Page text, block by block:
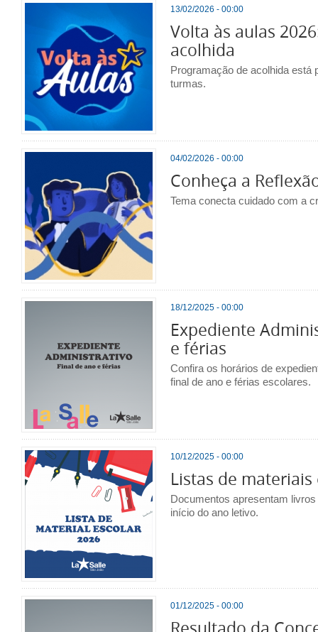
13/02/2026 - 00:00
Volta às aulas
acolhida
Programação de acolhida está
turmas.
04/02/2026 - 00:00
Conheça a
Tema conecta cuidado com a
18/12/2025 - 00:00
Expediente
e férias
Confira os horários de
final de ano e férias escolares.
10/12/2025 - 00:00
Listas de
Documentos apresentam
início do ano letivo.
01/12/2025 - 00:00